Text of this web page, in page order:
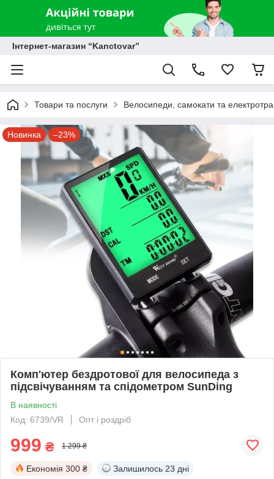
Інтернет-магазин “Kanctovar”
Товари та послуги Велосипеди, самокати та
Новинка –23%
Комп'ютер бездротової для велосипеда з
підсвічуванням та спідометром SunDing
В наявності
Код: 6739/VR
Опт і роздріб
999 ₴ 1 299 ₴
Економія 300 ₴ Залишилось 23 дні